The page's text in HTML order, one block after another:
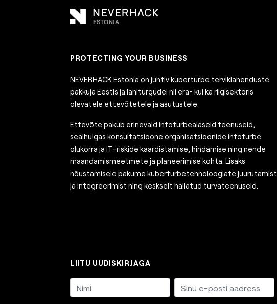
PROTECTING YOUR BUSINESS
NEVERHACK Estonia on juhtiv küberturbe terviklahenduste
pakkuja Eestis ja lähiturgudel nii era- kui ka riigisektoris
olevatele ettevõtetele ja asutustele.
Ettevõte pakub erinevaid infoturbealaseid teenuseid,
sealhulgas konsultatsioone organisatsioonide infoturbe
olukorra ja IT-riskide kaardistamise, hindamise ning nende
maandamismeetmete ja planeerimise kohta. Lisaks
nõustamisele pakume küberturbetehnoloogiate juurutamist
ja integreerimist ning keskselt hallatud turvateenuseid.
LIITU UUDISKIRJAGA